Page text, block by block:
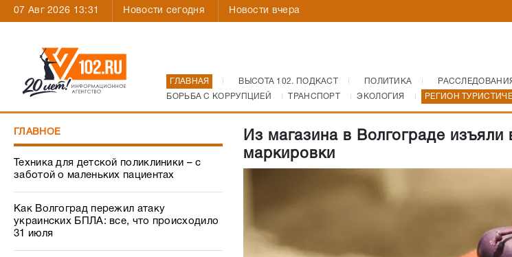
07 Авг 2026 13:31 Новости сегодня Новости вчера
ГЛАВНАЯ ВЫСОТА 102. ПОДКАСТ ПОЛИТИКА
БОРЬБА С КОРРУПЦИЕЙ
ТРАНСПОРТ ЭКОЛОГИЯ РЕГИОН
ГЛАВНОЕ
Техника для детской поликлиники – с
заботой о маленьких пациентах
Как Волгоград пережил атаку
украинских БПЛА: все, что происходило
31 июля
Из магазина в Волгограде изъяли
маркировки